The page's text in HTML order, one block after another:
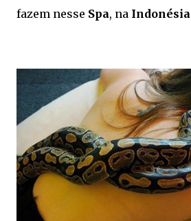
fazem nesse Spa, na Indonésia